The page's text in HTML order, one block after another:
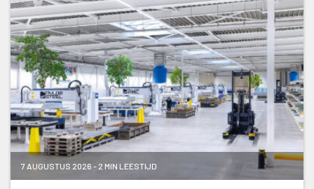
7 AUGUSTUS 2026 - 2 MIN LEESTIJD